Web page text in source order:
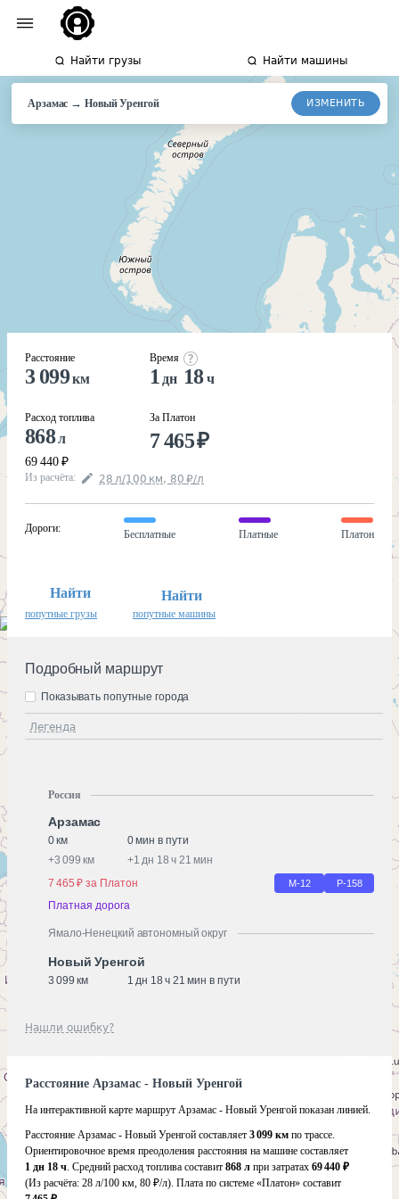
Найти грузы Найти машины
Арзамас →НовыйУренгой ИЗМЕНИТЬ
Расстояние
3 099км
Расход топлива
868л
69 440 ₽
Время
1 дн 18ч
За Платон
7 465₽
Из расчёта: 28 л/100 км, 80 ₽/л
Дороги:
Бесплатные Платные Платон
Найти
попутные грузы
Найти
попутные машины
Подробный маршрут
Легенда
Показывать попутные города
Россия
Арзамас
0 км
0 мин в пути
+3 099 км +1 дн 18 ч 21 мин
7 465 ₽ за Платон
М-12 Р-158
Платная дорога
Ямало-Ненецкий автономный округ
Новый Уренгой
3 099 км 1 дн 18 ч 21 мин в пути
Нашли ошибку?
Расстояние Арзамас - Новый Уренгой
На интерактивной карте маршрут Арзамас - Новый Уренгой показан линией.
Расстояние Арзамас - Новый Уренгой составляет 3 099 км по трассе.
Ориентировочное время преодоления расстояния на машине составляет
1 дн 18 ч. Средний расход топлива составит 868 л при затратах 69 440 ₽
(Из расчёта: 28 л/100 км, 80 ₽/л). Плата по системе «Платон» составит